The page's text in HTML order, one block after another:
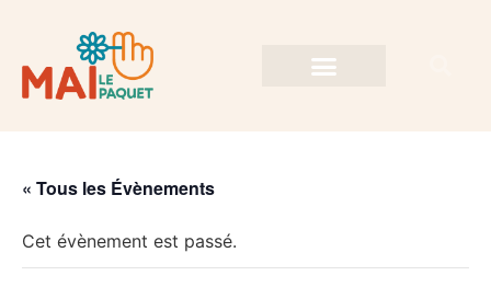
« Tous les Évènements
Cet évènement est passé.